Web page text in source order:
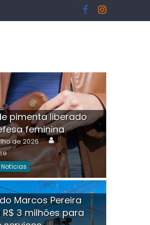
Tristão é
pimenta liberado
feminina
de 2026 Author
Marcos Pereira
3 milhões para